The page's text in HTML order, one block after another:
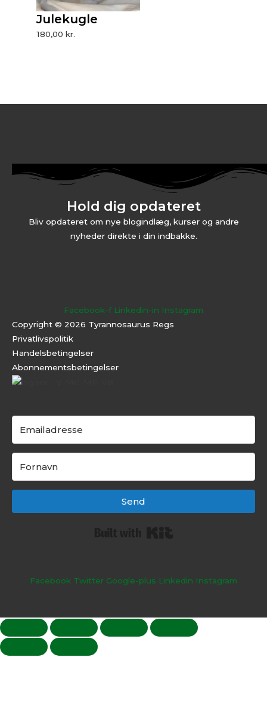
Julekugle
180,00kr.
Hold dig opdateret
Bliv opdateret om nye blogindlæg, kurser og andre
nyheder direkte i din indbakke.
Facebook-f Linkedin-in Instagram
Copyright © 2026 Tyrannosaurus Regs
Privatlivspolitik
Handelsbetingelser
Abonnementsbetingelser
Send
Facebook Twitter Google-plus Linkedin Instagram